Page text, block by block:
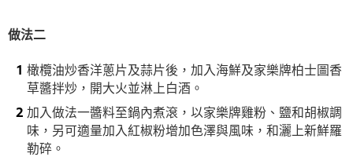
做法二
橄欖油炒香洋蔥片及蒜片後，加入海鮮及家樂牌柏士圖香
草醬拌炒，開大火並淋上白酒。
加入做法一醬料至鍋內煮滾，以家樂牌雞粉、鹽和胡椒調
味，另可適量加入紅椒粉增加色澤與風味，和灑上新鮮羅
勒碎。